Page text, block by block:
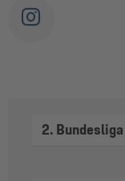
2. Bundesliga